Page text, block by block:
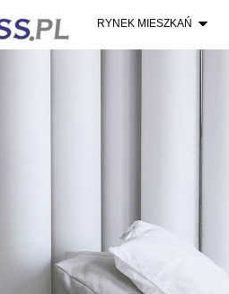
RYNEK MIESZKAŃ